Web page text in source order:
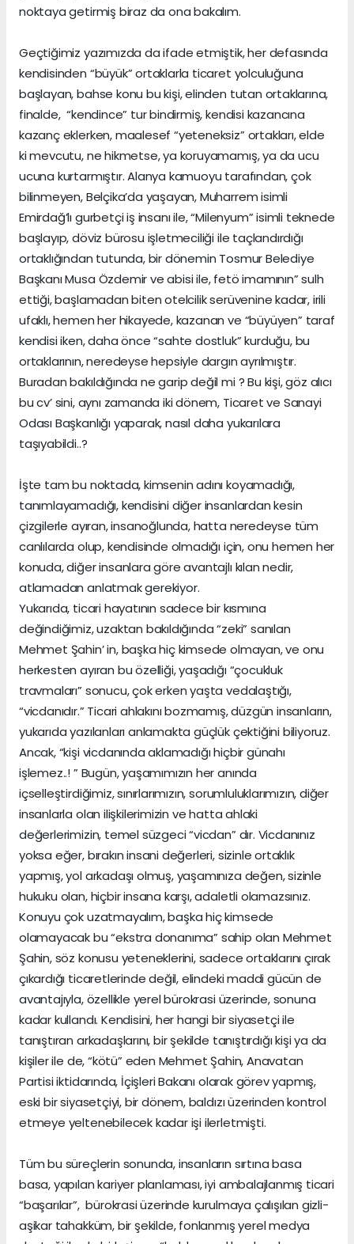
noktaya getirmiş biraz da ona bakalım.
Geçtiğimiz yazımızda da ifade etmiştik, her defasında
kendisinden “büyük” ortaklarla ticaret yolculuğuna
başlayan, bahse konu bu kişi, elinden tutan ortaklarına,
finalde, “kendince” tur bindirmiş, kendisi kazancına
kazanç eklerken, maalesef “yeteneksiz” ortakları, elde
ki mevcutu, ne hikmetse, ya koruyamamış, ya da ucu
ucuna kurtarmıştır. Alanya kamuoyu tarafından, çok
bilinmeyen, Belçika’da yaşayan, Muharrem isimli
Emirdağ’lı gurbetçi iş insanı ile, “Milenyum” isimli teknede
başlayıp, döviz bürosu işletmeciliği ile taçlandırdığı
ortaklığından tutunda, bir dönemin Tosmur Belediye
Başkanı Musa Özdemir ve abisi ile, fetö imamının” sulh
ettiği, başlamadan biten otelcilik serüvenine kadar, irili
ufaklı, hemen her hikayede, kazanan ve “büyüyen” taraf
kendisi iken, daha önce “sahte dostluk” kurduğu, bu
ortaklarının, neredeyse hepsiyle dargın ayrılmıştır.
Buradan bakıldığında ne garip değil mi ? Bu kişi, göz alıcı
bu cv’ sini, aynı zamanda iki dönem, Ticaret ve Sanayi
Odası Başkanlığı yaparak, nasıl daha yukarılara
taşıyabildi..?
İşte tam bu noktada, kimsenin adını koyamadığı,
tanımlayamadığı, kendisini diğer insanlardan kesin
çizgilerle ayıran, insanoğlunda, hatta neredeyse tüm
canlılarda olup, kendisinde olmadığı için, onu hemen her
konuda, diğer insanlara göre avantajlı kılan nedir,
atlamadan anlatmak gerekiyor.
Yukarıda, ticari hayatının sadece bir kısmına
değindiğimiz, uzaktan bakıldığında “zeki” sanılan
Mehmet Şahin’ in, başka hiç kimsede olmayan, ve onu
herkesten ayıran bu özelliği, yaşadığı “çocukluk
travmaları” sonucu, çok erken yaşta vedalaştığı,
“vicdanıdır.” Ticari ahlakını bozmamış, düzgün insanların,
yukarıda yazılanları anlamakta güçlük çektiğini biliyoruz.
Ancak, “kişi vicdanında aklamadığı hiçbir günahı
işlemez..! ” Bugün, yaşamımızın her anında
içselleştirdiğimiz, sınırlarımızın, sorumluluklarımızın, diğer
insanlarla olan ilişkilerimizin ve hatta ahlaki
değerlerimizin, temel süzgeci “vicdan” dır. Vicdanınız
yoksa eğer, bırakın insani değerleri, sizinle ortaklık
yapmış, yol arkadaşı olmuş, yaşamınıza değen, sizinle
hukuku olan, hiçbir insana karşı, adaletli olamazsınız.
Konuyu çok uzatmayalım, başka hiç kimsede
olamayacak bu “ekstra donanıma” sahip olan Mehmet
Şahin, söz konusu yeteneklerini, sadece ortaklarını çırak
çıkardığı ticaretlerinde değil, elindeki maddi gücün de
avantajıyla, özellikle yerel bürokrasi üzerinde, sonuna
kadar kullandı. Kendisini, her hangi bir siyasetçi ile
tanıştıran arkadaşlarını, bir şekilde tanıştırdığı kişi ya da
kişiler ile de, “kötü” eden Mehmet Şahin, Anavatan
Partisi iktidarında, İçişleri Bakanı olarak görev yapmış,
eski bir siyasetçiyi, bir dönem, baldızı üzerinden kontrol
etmeye yeltenebilecek kadar işi ilerletmişti.
Tüm bu süreçlerin sonunda, insanların sırtına basa
basa, yapılan kariyer planlaması, iyi ambalajlanmış ticari
“başarılar”, bürokrasi üzerinde kurulmaya çalışılan gizli-
aşikar tahakküm, bir şekilde, fonlanmış yerel medya